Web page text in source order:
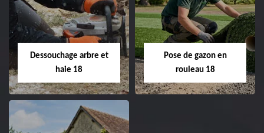
Entreprise taille de haie
18 Cher tel:
02.52.56.49.40
de pelouse 18
Entreprise tonte et
Cher tel: 02.52.56.49.40
Dessouchage arbre et
haie 18
Pose de gazon en
rouleau 18